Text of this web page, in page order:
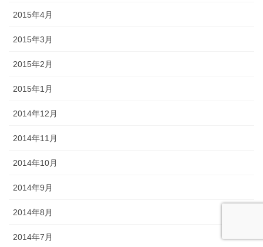
2015年4月
2015年3月
2015年2月
2015年1月
2014年12月
2014年11月
2014年10月
2014年9月
2014年8月
2014年7月